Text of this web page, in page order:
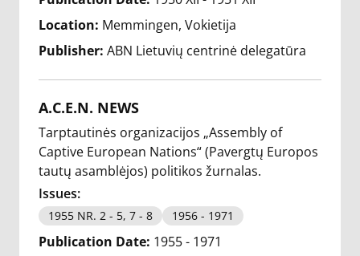
Location: Memmingen, Vokietija
Publisher: ABN Lietuvių centrinė delegatūra
A.C.E.N. NEWS
Tarptautinės organizacijos „Assembly of
Captive European Nations“ (Pavergtų Europos
tautų asamblėjos) politikos žurnalas.
Issues:
1955 NR. 2 - 5, 7 - 8 1956 - 1971
Publication Date: 1955 - 1971